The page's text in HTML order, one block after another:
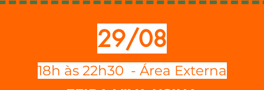
29/08
18h às 22h30 - Área Externa